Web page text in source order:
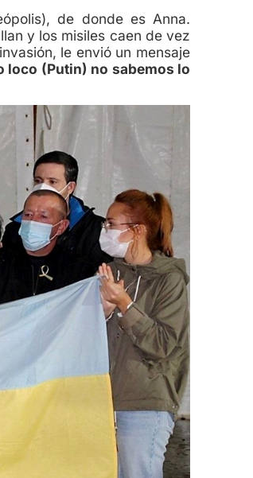
de donde es Anna.
y los misiles caen de vez
le envió un mensaje
loco (Putin) no sabemos lo